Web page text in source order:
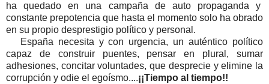
ha quedado en una campaña de auto propaganda y
constante prepotencia que hasta el momento solo ha obrado
en su propio desprestigio político y personal.
España necesita y con urgencia, un auténtico político
capaz de construir puentes, pensar en plural, sumar
adhesiones, concitar voluntades, que desprecie y elimine la
corrupción y odie el egoísmo....¡¡Tiempo al tiempo!!